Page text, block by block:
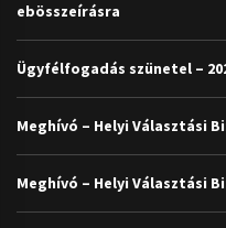
ebösszeírásra
Ügyfélfogadás szünetel –
Meghívó – Helyi Választási
Meghívó – Helyi Választási